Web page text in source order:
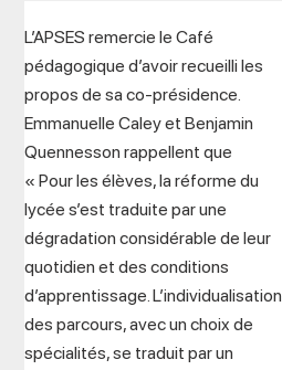
L’APSES remercie le Café
pédagogique d’avoir recueilli les
propos de sa co-présidence.
Emmanuelle Caley et Benjamin
Quennesson rappellent que
« Pour les élèves, la réforme du
lycée s’est traduite par une
dégradation considérable de leur
quotidien et des conditions
d’apprentissage. L’individualisation
des parcours, avec un choix de
spécialités, se traduit par un